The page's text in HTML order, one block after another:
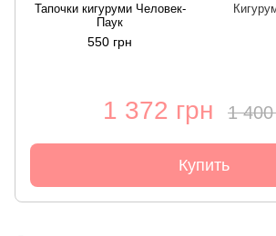
Тапочки кигуруми Человек-
Паук
550 грн
1 372 грн 1 400
Купить